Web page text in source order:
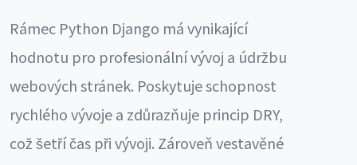
Rámec Python Django má vynikající
hodnotu pro profesionální vývoj a údržbu
webových stránek. Poskytuje schopnost
rychlého vývoje a zdůrazňuje princip DRY,
což šetří čas při vývoji. Zároveň vestavěné